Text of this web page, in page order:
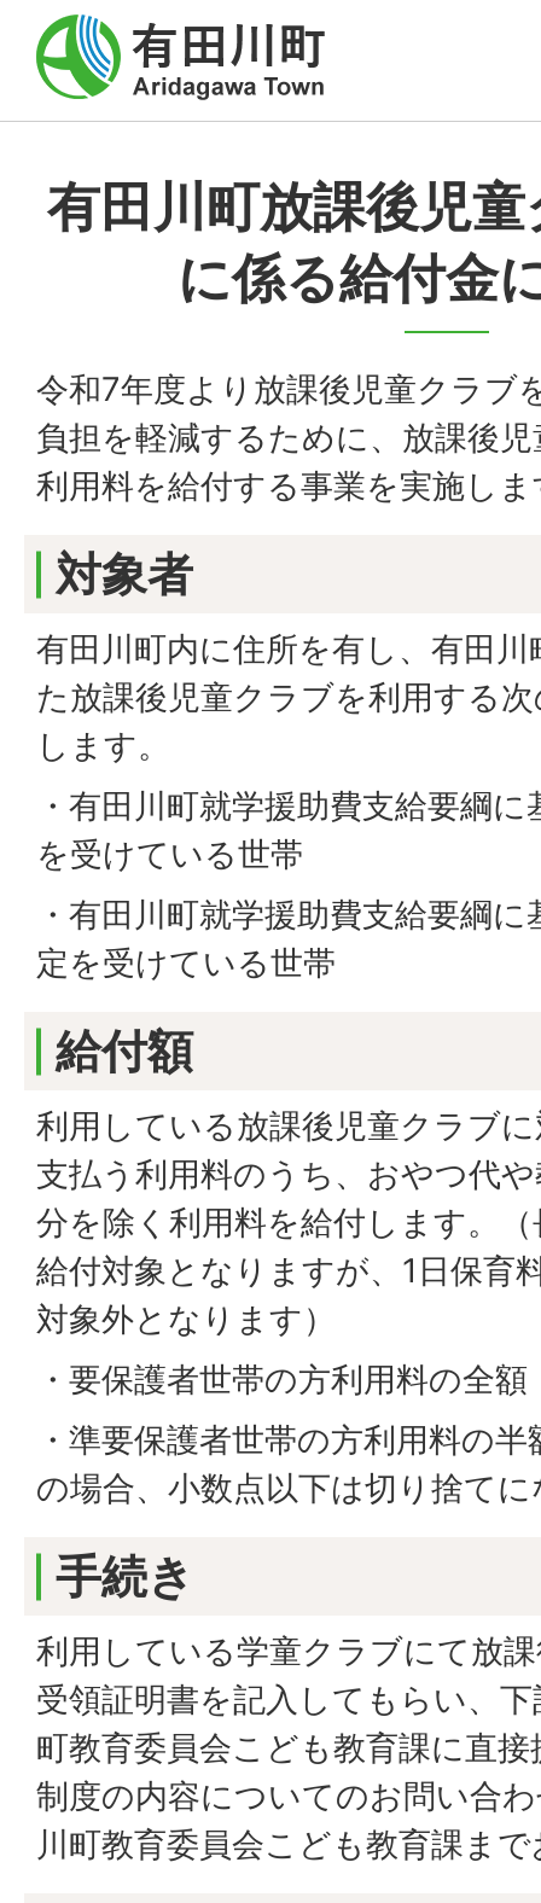
有田川町放課後児
に係る給付金
令和7年度より放課後児童クラブ
負担を軽減するために、放課後
利用料を給付する事業を実施し
対象者
有田川町内に住所を有し、有田
た放課後児童クラブを利用する
します。
・有田川町就学援助費支給要綱
を受けている世帯
・有田川町就学援助費支給要綱
定を受けている世帯
給付額
利用している放課後児童クラブ
支払う利用料のうち、おやつ代
分を除く利用料を給付します。
給付対象となりますが、1日保育
対象外となります）
・要保護者世帯の方利用料の全額
・準要保護者世帯の方利用料の
の場合、小数点以下は切り捨て
手続き
利用している学童クラブにて放
受領証明書を記入してもらい、
町教育委員会こども教育課に直
制度の内容についてのお問い合
川町教育委員会こども教育課ま